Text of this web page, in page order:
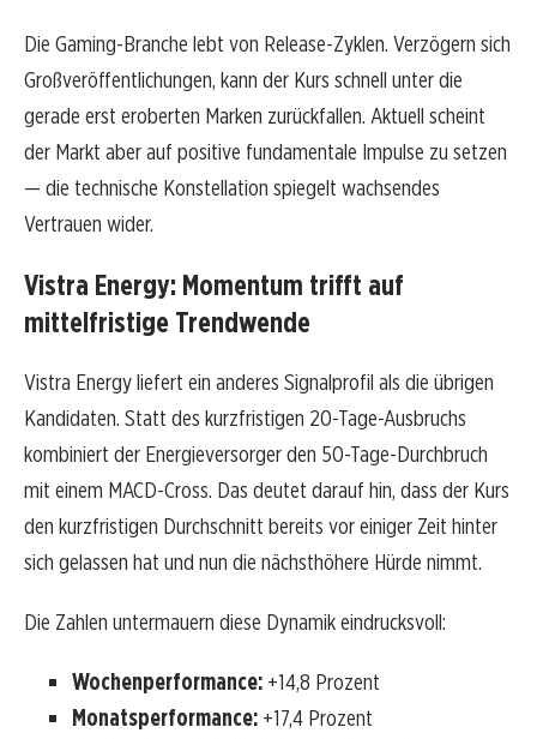
Die Gaming-Branche lebt von Release-Zyklen. Verzögern sich
Großveröffentlichungen, kann der Kurs schnell unter die
gerade erst eroberten Marken zurückfallen. Aktuell scheint
der Markt aber auf positive fundamentale Impulse zu setzen
— die technische Konstellation spiegelt wachsendes
Vertrauen wider.
Vistra Energy: Momentum trifft auf
mittelfristige Trendwende
Vistra Energy liefert ein anderes Signalprofil als die übrigen
Kandidaten. Statt des kurzfristigen 20-Tage-Ausbruchs
kombiniert der Energieversorger den 50-Tage-Durchbruch
mit einem MACD-Cross. Das deutet darauf hin, dass der Kurs
den kurzfristigen Durchschnitt bereits vor einiger Zeit hinter
sich gelassen hat und nun die nächsthöhere Hürde nimmt.
Die Zahlen untermauern diese Dynamik eindrucksvoll:
Wochenperformance: +14,8 Prozent
Monatsperformance: +17,4 Prozent